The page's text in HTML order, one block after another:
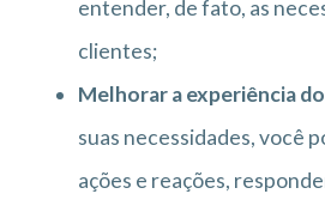
entender, de fato, as
clientes;
Melhorar a experiência
suas necessidades, você
ações e reações,